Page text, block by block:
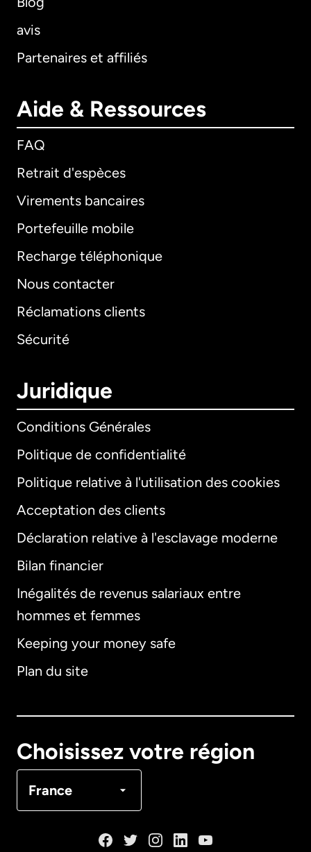
avis
Partenaires et affiliés
Aide & Ressources
FAQ
Retrait d'espèces
Virements bancaires
Portefeuille mobile
Recharge téléphonique
Nous contacter
Réclamations clients
Sécurité
Juridique
Conditions Générales
Politique de confidentialité
Politique relative à l'utilisation des cookies
Acceptation des clients
Déclaration relative à l'esclavage moderne
Bilan financier
Inégalités de revenus salariaux entre
hommes et femmes
Keeping your money safe
Plan du site
Choisissez votre région
France
International
Allemagne
Français